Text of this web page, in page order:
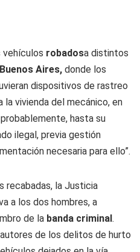
vehículos robadosa distintos
Buenos Aires, donde los
dispositivos de rastreo
vivienda del mecánico, en
hasta su
ilegal, previa gestión
necesaria para ello”.
recabadas, la Justicia
a los dos hombres, a
de la banda criminal.
de los delitos de hurto